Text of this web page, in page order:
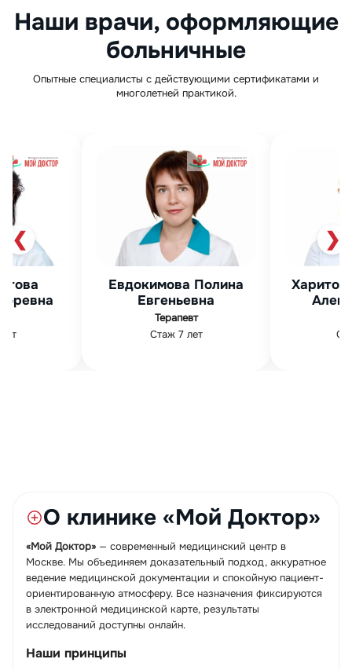
Наши врачи, оформляющие
больничные
Опытные специалисты с действующими сертификатами и
многолетней практикой.
❮
Полина
7 лет
Харитонова Светлана
Александровна
ЛОР
Стаж 16 лет
❯
О клинике «Мой Доктор»
«Мой Доктор» — современный медицинский центр в
Москве. Мы объединяем доказательный подход, аккуратное
ведение медицинской документации и спокойную пациент-
ориентированную атмосферу. Все назначения фиксируются
в электронной медицинской карте, результаты
исследований доступны онлайн.
Наши принципы